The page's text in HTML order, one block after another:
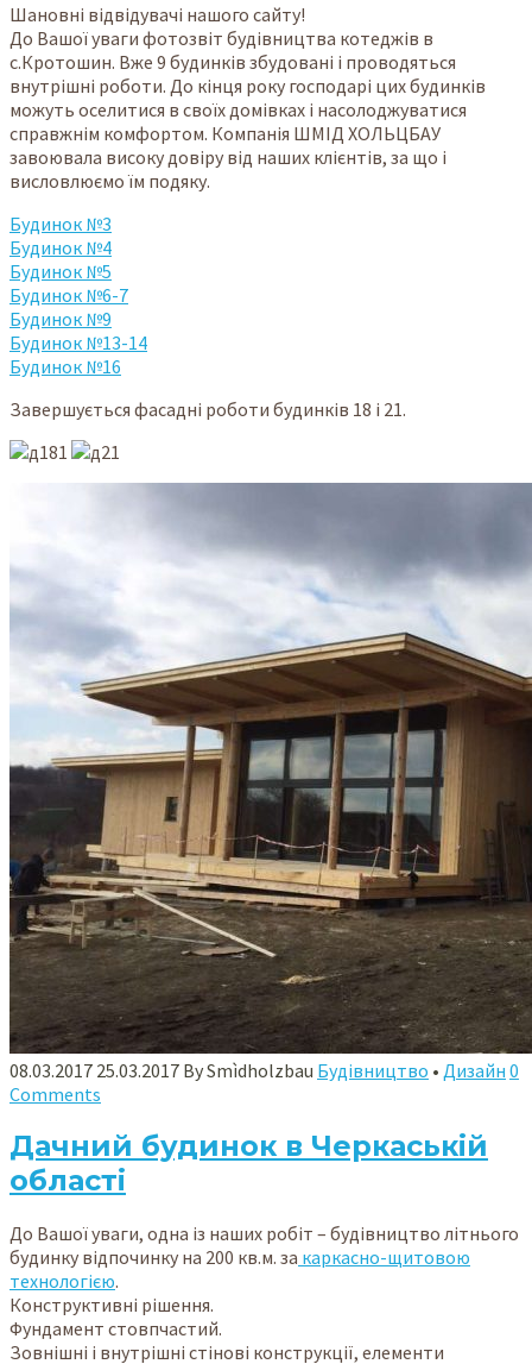
Шановні відвідувачі нашого сайту!
До Вашої уваги фотозвіт будівництва котеджів в
с.Кротошин. Вже 9 будинків збудовані і проводяться
внутрішні роботи. До кінця року господарі цих будинків
можуть оселитися в своїх домівках і насолоджуватися
справжнім комфортом. Компанія ШМІД ХОЛЬЦБАУ
завоювала високу довіру від наших клієнтів, за що і
висловлюємо їм подяку.
Будинок №3
Будинок №4
Будинок №5
Будинок №6-7
Будинок №9
Будинок №13-14
Будинок №16
Завершується фасадні роботи будинків 18 і 21.
08.03.2017 25.03.2017 BySmìdholzbau Будівництво • Дизайн 0
Comments
Дачний будинок в Черкаській
області
До Вашої уваги, одна із наших робіт – будівництво літнього
будинку відпочинку на 200 кв.м. за каркасно-щитовою
технологією.
Конструктивні рішення.
Фундамент стовпчастий.
Зовнішні і внутрішні стінові конструкції, елементи